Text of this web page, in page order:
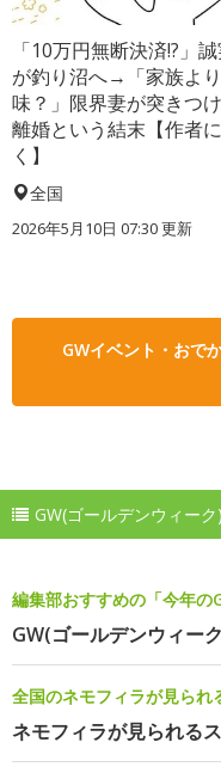
「10万円無断決済!?」
が釣り沼へ→「家族よ
味？」限界妻が突きつ
離婚という結末【作者
く】
全国
2026年5月10日 07:30 更新
GWイベント・おで
GW(ゴールデンウィー
編集部おすすめの「今年の
GW(ゴールデンウィー
全国のネモフィラが見られ
ネモフィラが見られる